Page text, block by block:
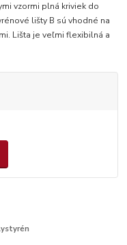
vzormi plná kriviek do
lišty B sú vhodné na
Lišta je veľmi flexibilná a